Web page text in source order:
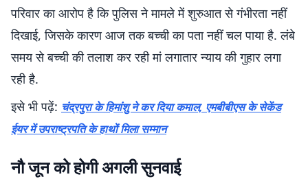
परिवार का आरोप है कि पुलिस ने मामले में शुरुआत से गंभीरता नहीं
दिखाई, जिसके कारण आज तक बच्ची का पता नहीं चल पाया है. लंबे
समय से बच्ची की तलाश कर रही मां लगातार न्याय की गुहार लगा
रही है.
इसे भी पढ़ें: चंद्रपुरा के हिमांशु ने कर दिया कमाल, एमबीबीएस के सेकेंड
ईयर में उपराष्ट्रपति के हाथों मिला सम्मान
नौ जून को होगी अगली सुनवाई